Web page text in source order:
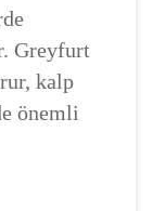
Greyfurt
kalp
önemli